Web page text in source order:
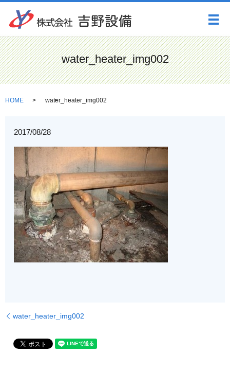
メ
water_heater_img002
HOME water_heater_img002
2017/08/28
water_heater_img002